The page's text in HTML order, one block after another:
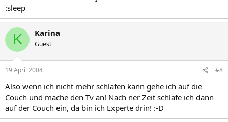
:sleep
K Karina
Guest
19 April 2004 #8
Also wenn ich nicht mehr schlafen kann gehe ich auf die
Couch und mache den Tv an! Nach ner Zeit schlafe ich dann
auf der Couch ein, da bin ich Experte drin! :-D